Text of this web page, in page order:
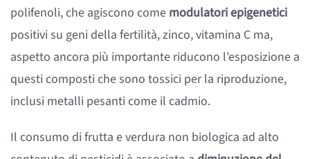
polifenoli, che agiscono come modulatori epigenetici
positivi su geni della fertilità, zinco, vitamina C ma,
aspetto ancora più importante riducono l’esposizione a
questi composti che sono tossici per la riproduzione,
inclusi metalli pesanti come il cadmio.
Il consumo di frutta e verdura non biologica ad alto